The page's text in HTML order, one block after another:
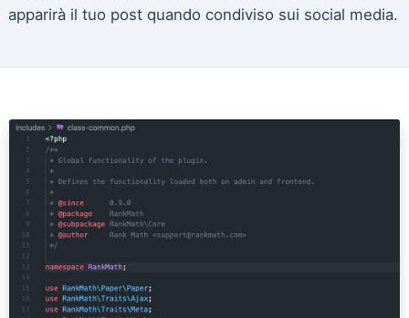
apparirà il tuo post quando condiviso sui social media.